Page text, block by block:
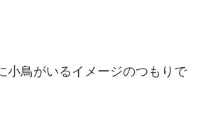
小鳥がいるイメージのつもりで